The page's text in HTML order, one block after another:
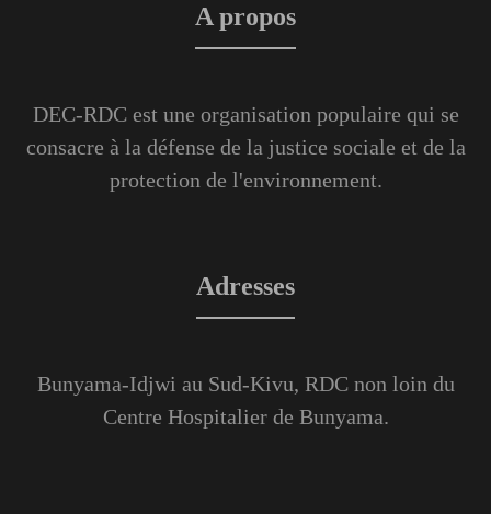
A propos
DEC-RDC est une organisation populaire qui se
consacre à la défense de la justice sociale et de la
protection de l'environnement.
Adresses
Bunyama-Idjwi au Sud-Kivu, RDC non loin du
Centre Hospitalier de Bunyama.